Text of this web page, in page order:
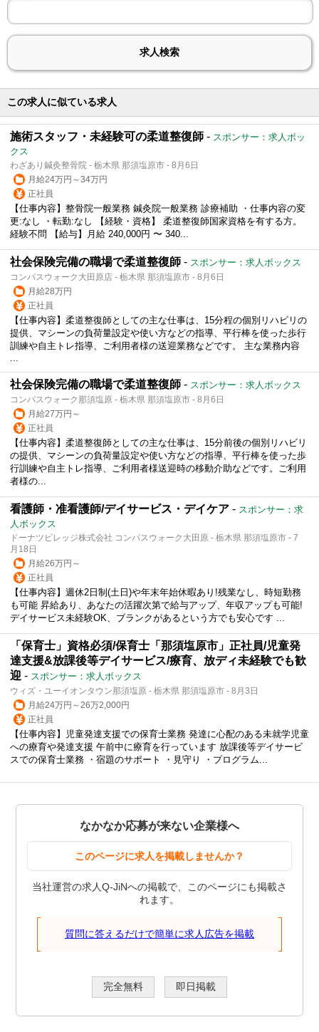
この求人に似ている求人
施術スタッフ・未経験可の柔道整復師 - スポンサー：求人ボッ
クス
わざあり鍼灸整骨院 - 栃木県 那須塩原市 - 8月6日
月給24万円～34万円
正社員
【仕事内容】整骨院一般業務 鍼灸院一般業務 診療補助 ・仕事内容の変
更:なし ・転勤:なし 【経験・資格】 柔道整復師国家資格を有する方。
経験不問 【給与】月給 240,000円 〜 340...
社会保険完備の職場で柔道整復師 - スポンサー：求人ボックス
コンパスウォーク大田原店 - 栃木県 那須塩原市 - 8月6日
月給28万円
正社員
【仕事内容】柔道整復師としての主な仕事は、15分程の個別リハビリの
提供、マシーンの負荷量設定や使い方などの指導、平行棒を使った歩行
訓練や自主トレ指導、ご利用者様の送迎業務などです。 主な業務内容
社会保険完備の職場で柔道整復師 - スポンサー：求人ボックス
コンパスウォーク那須塩原 - 栃木県 那須塩原市 - 8月6日
月給27万円～
正社員
【仕事内容】柔道整復師としての主な仕事は、15分前後の個別リハビリ
の提供、マシーンの負荷量設定や使い方などの指導、平行棒を使った歩
行訓練や自主トレ指導、ご利用者様送迎時の移動介助などです。ご利用
者様の...
看護師・准看護師/デイサービス・デイケア - スポンサー：求
人ボックス
ドーナツビレッジ株式会社 コンパスウォーク大田原 - 栃木県 那須塩原市 - 7
月18日
月給26万円～
正社員
【仕事内容】週休2日制(土日)や年末年始休暇あり!残業なし、時短勤務
も可能 昇給あり、あなたの活躍次第で給与アップ、年収アップも可能!
デイサービス未経験OK、ブランクがあるという方でも安心です ...
「保育士」資格必須/保育士「那須塩原市」正社員/児童発
達支援&放課後等デイサービス/療育、放ディ未経験でも歓
迎 - スポンサー：求人ボックス
ウィズ・ユーイオンタウン那須塩原 - 栃木県 那須塩原市 - 8月3日
月給24万円～26万2,000円
正社員
【仕事内容】児童発達支援での保育士業務 発達に心配のある未就学児童
への療育や発達支援 午前中に療育を行っています 放課後等デイサービ
スでの保育士業務 ・宿題のサポート ・見守り ・プログラム...
なかなか応募が来ない企業様へ
このページに求人を掲載しませんか？
当社運営の求人Q-JiNへの掲載で、このページにも掲載さ
れます。
質問に答えるだけで簡単に求人広告を掲載
完全無料 即日掲載